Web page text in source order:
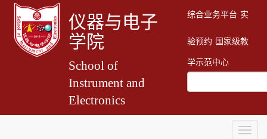
仪器与电子
学院
School of
Instrument and
Electronics
综合业务平台 实
验预约 国家级教
学示范中心